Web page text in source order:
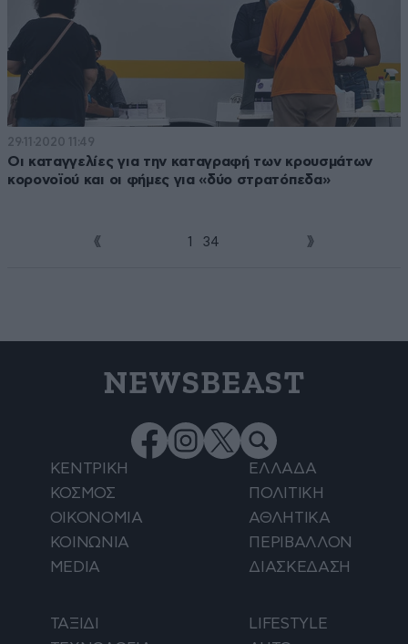
29·11·2020 11:49
Οι καταγγελίες για την καταγραφή των κρουσμάτων
κορονοϊού και οι φήμες για «δύο στρατόπεδα»
1 34
NEWSBEAST
ΚΕΝΤΡΙΚΗ
ΕΛΛΑΔΑ
ΚΟΣΜΟΣ
ΠΟΛΙΤΙΚΗ
ΟΙΚΟΝΟΜΙΑ
ΑΘΛΗΤΙΚΑ
ΚΟΙΝΩΝΙΑ
ΠΕΡΙΒΑΛΛΟΝ
MEDIA
ΔΙΑΣΚΕΔΑΣΗ
ΤΑΞΙΔΙ
LIFESTYLE